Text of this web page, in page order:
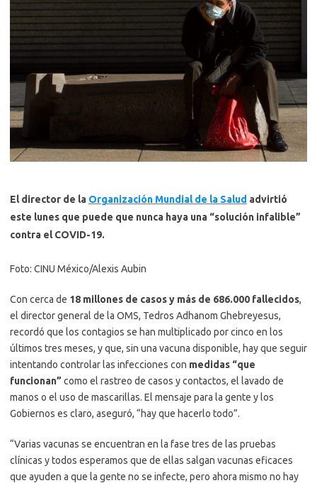
El director de la Organización Mundial de la Salud advirtió
este lunes que puede que nunca haya una “solución infalible”
contra el COVID-19.
Foto: CINU México/Alexis Aubin
Con cerca de 18 millones de casos y más de 686.000 fallecidos,
el director general de la OMS, Tedros Adhanom Ghebreyesus,
recordó que los contagios se han multiplicado por cinco en los
últimos tres meses, y que, sin una vacuna disponible, hay que seguir
intentando controlar las infecciones con medidas “que
funcionan” como el rastreo de casos y contactos, el lavado de
manos o el uso de mascarillas. El mensaje para la gente y los
Gobiernos es claro, aseguró, “hay que hacerlo todo”.
“Varias vacunas se encuentran en la fase tres de las pruebas
clínicas y todos esperamos que de ellas salgan vacunas eficaces
que ayuden a que la gente no se infecte, pero ahora mismo no hay